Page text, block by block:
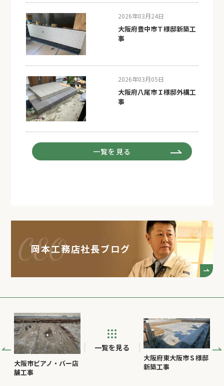
2026年03月24日
大阪府豊中市Ｔ様邸新築工
事
2026年03月05日
大阪府八尾市Ｉ様邸外構工
事
一覧を見る
岡本工務店社長ブログ
大阪市ピアノ・バー店
舗工事
一覧を見る
大阪府東大阪市Ｓ様邸
新築工事